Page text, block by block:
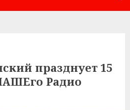
празднует 15
Радио